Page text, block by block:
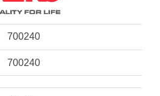
700240
700240